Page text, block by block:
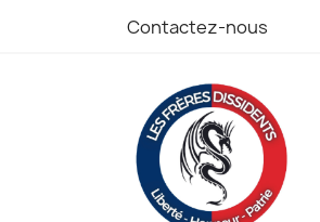
Contactez-nous